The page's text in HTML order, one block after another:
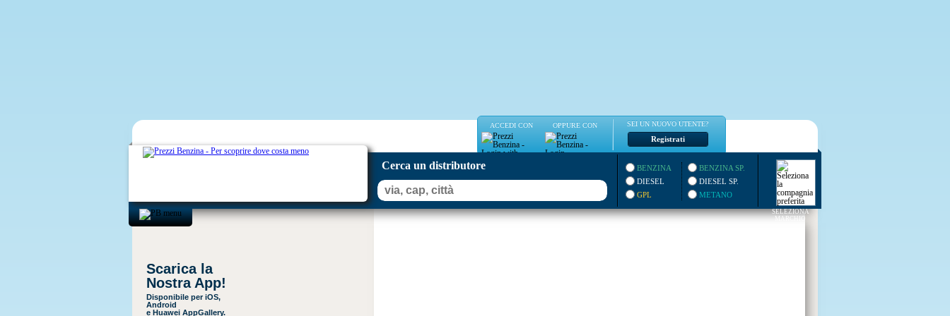
ACCEDI CON OPPURE CON SEI UN NUOVO UTENTE?
Registrati
Cerca un distributore
BENZINA
DIESEL
GPL
BENZINA SP.
DIESEL SP.
METANO
SELEZIONA
MARCHIO
Scarica la
Nostra App!
Disponibile per iOS,
Android
e Huawei AppGallery.